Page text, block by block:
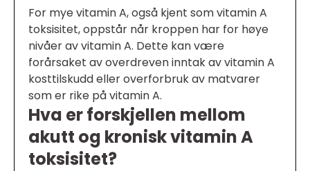
For mye vitamin A, også kjent som vitamin A
toksisitet, oppstår når kroppen har for høye
nivåer av vitamin A. Dette kan være
forårsaket av overdreven inntak av vitamin A
kosttilskudd eller overforbruk av matvarer
som er rike på vitamin A.
Hva er forskjellen mellom
akutt og kronisk vitamin A
toksisitet?